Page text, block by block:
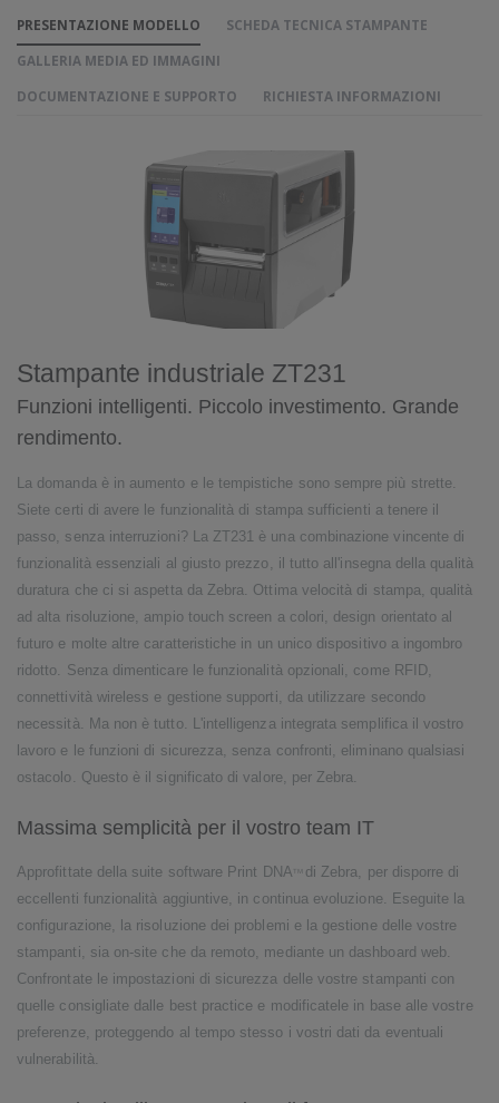
PRESENTAZIONE MODELLO
SCHEDA TECNICA STAMPANTE
GALLERIA MEDIA ED IMMAGINI
DOCUMENTAZIONE E SUPPORTO
RICHIESTA INFORMAZIONI
Stampante industriale ZT231
Funzioni intelligenti. Piccolo investimento. Grande
rendimento.
La domanda è in aumento e le tempistiche sono sempre più strette.
Siete certi di avere le funzionalità di stampa sufficienti a tenere il
passo, senza interruzioni? La ZT231 è una combinazione vincente di
funzionalità essenziali al giusto prezzo, il tutto all'insegna della qualità
duratura che ci si aspetta da Zebra. Ottima velocità di stampa, qualità
ad alta risoluzione, ampio touch screen a colori, design orientato al
futuro e molte altre caratteristiche in un unico dispositivo a ingombro
ridotto. Senza dimenticare le funzionalità opzionali, come RFID,
connettività wireless e gestione supporti, da utilizzare secondo
necessità. Ma non è tutto. L'intelligenza integrata semplifica il vostro
lavoro e le funzioni di sicurezza, senza confronti, eliminano qualsiasi
ostacolo. Questo è il significato di valore, per Zebra.
Massima semplicità per il vostro team IT
Approfittate della suite software Print DNA TM
di Zebra, per disporre di
eccellenti funzionalità aggiuntive, in continua evoluzione. Eseguite la
configurazione, la risoluzione dei problemi e la gestione delle vostre
stampanti, sia on-site che da remoto, mediante un dashboard web.
Confrontate le impostazioni di sicurezza delle vostre stampanti con
quelle consigliate dalle best practice e modificatele in base alle vostre
preferenze, proteggendo al tempo stesso i vostri dati da eventuali
vulnerabilità.